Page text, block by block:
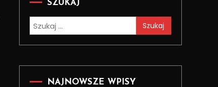
SZUKAJ
Szukaj:
NAJNOWSZE WPISY